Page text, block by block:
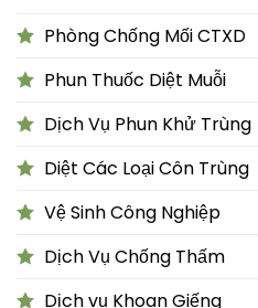
Phòng Chống Mối CTXD
Phun Thuốc Diệt Muỗi
Dịch Vụ Phun Khử Trùng
Diệt Các Loại Côn Trùng
Vệ Sinh Công Nghiệp
Dịch Vụ Chống Thấm
Dịch vụ Khoan Giếng